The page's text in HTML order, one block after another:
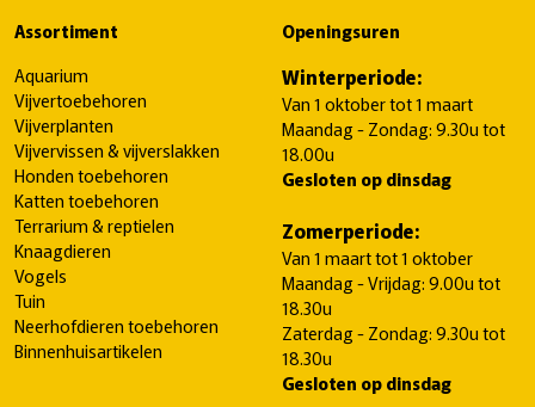
Assortiment
Aquarium
Vijvertoebehoren
Vijverplanten
Vijvervissen & vijverslakken
Honden toebehoren
Katten toebehoren
Terrarium & reptielen
Knaagdieren
Vogels
Tuin
Neerhofdieren toebehoren
Binnenhuisartikelen
Openingsuren
Winterperiode:
Van 1 oktober tot 1 maart
Maandag - Zondag: 9.30u tot
18.00u
Gesloten op dinsdag
Zomerperiode:
Van 1 maart tot 1 oktober
Maandag - Vrijdag: 9.00u tot
18.30u
Zaterdag - Zondag: 9.30u tot
18.30u
Gesloten op dinsdag